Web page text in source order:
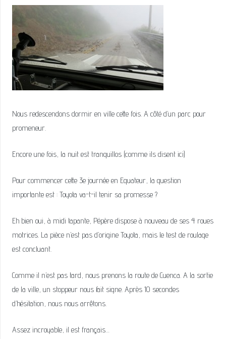
Nous redescendons dormir en ville cette fois. A côté d’un parc pour
promeneur.
Encore une fois, la nuit est tranquillos (comme ils disent ici)
Pour commencer cette 3e journée en Equateur, la question
importante est : Toyota va-t-il tenir sa promesse ?
Eh bien oui, à midi tapante, Pépère dispose à nouveau de ses 4 roues
motrices. La pièce n’est pas d’origine Toyota, mais le test de roulage
est concluant.
Comme il n’est pas tard, nous prenons la route de Cuenca. A la sortie
de la ville, un stoppeur nous fait signe. Après 10 secondes
d’hésitation, nous nous arrêtons.
Assez incroyable, il est français…